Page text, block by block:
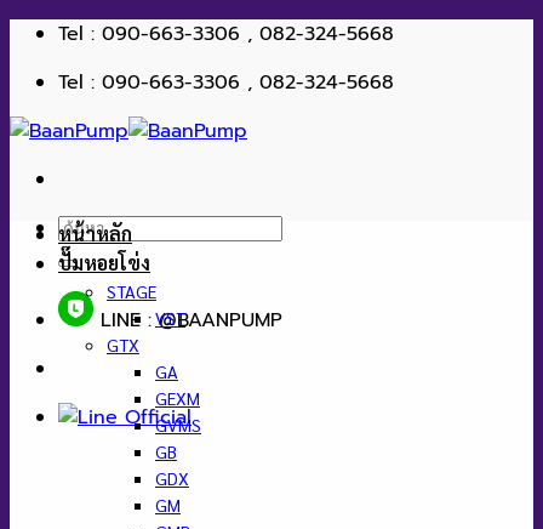
ข้าม
เนื้อหา
Tel : 090-663-3306 , 082-324-5668
Tel : 090-663-3306 , 082-324-5668
ค้นหา:
LINE : @BAANPUMP
หน้าหลัก
ปั๊มหอยโข่ง
STAGE
VST
GTX
GA
GEXM
GVMS
GB
GDX
GM